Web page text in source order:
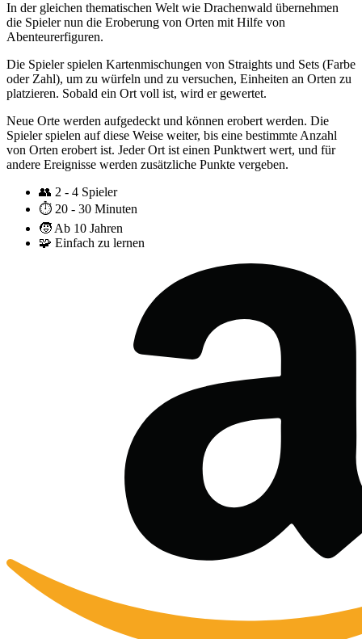
In der gleichen thematischen Welt wie Drachenwald übernehmen
die Spieler nun die Eroberung von Orten mit Hilfe von
Abenteurerfiguren.
Die Spieler spielen Kartenmischungen von Straights und Sets (Farbe
oder Zahl), um zu würfeln und zu versuchen, Einheiten an Orten zu
platzieren. Sobald ein Ort voll ist, wird er gewertet.
Neue Orte werden aufgedeckt und können erobert werden. Die
Spieler spielen auf diese Weise weiter, bis eine bestimmte Anzahl
von Orten erobert ist. Jeder Ort ist einen Punktwert wert, und für
andere Ereignisse werden zusätzliche Punkte vergeben.
👥 2 - 4 Spieler
⏱️ 20 - 30 Minuten
🧒 Ab 10 Jahren
🧩 Einfach zu lernen